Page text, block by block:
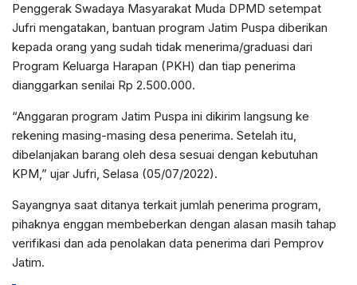
Penggerak Swadaya Masyarakat Muda DPMD setempat
Jufri mengatakan, bantuan program Jatim Puspa diberikan
kepada orang yang sudah tidak menerima/graduasi dari
Program Keluarga Harapan (PKH) dan tiap penerima
dianggarkan senilai Rp 2.500.000.
“Anggaran program Jatim Puspa ini dikirim langsung ke
rekening masing-masing desa penerima. Setelah itu,
dibelanjakan barang oleh desa sesuai dengan kebutuhan
KPM,” ujar Jufri, Selasa (05/07/2022).
Sayangnya saat ditanya terkait jumlah penerima program,
pihaknya enggan membeberkan dengan alasan masih tahap
verifikasi dan ada penolakan data penerima dari Pemprov
Jatim.